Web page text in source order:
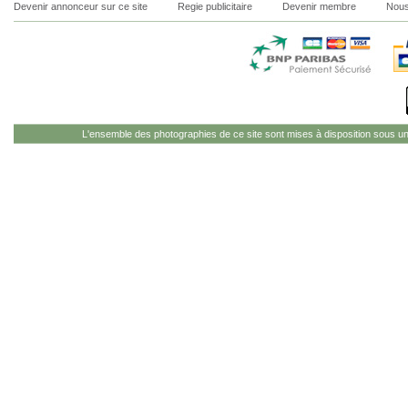
Devenir annonceur sur ce site
Regie publicitaire Devenir membre
L'ensemble des photographies de ce site sont mises à disposition sous